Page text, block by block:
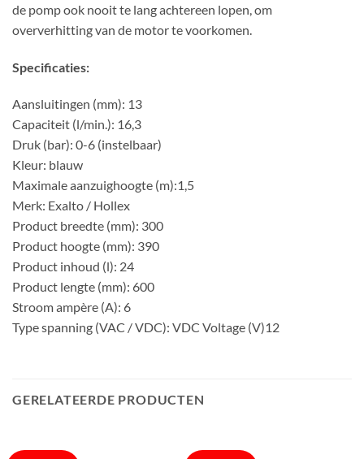
de pomp ook nooit te lang achtereen lopen, om
oververhitting van de motor te voorkomen.
Specificaties:
Aansluitingen (mm): 13
Capaciteit (l/min.): 16,3
Druk (bar): 0-6 (instelbaar)
Kleur: blauw
Maximale aanzuighoogte (m):1,5
Merk: Exalto / Hollex
Product breedte (mm): 300
Product hoogte (mm): 390
Product inhoud (l): 24
Product lengte (mm): 600
Stroom ampère (A): 6
Type spanning (VAC / VDC): VDC Voltage (V)12
GERELATEERDE PRODUCTEN